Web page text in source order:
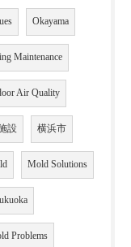
Okayama
Maintenance
Air Quality
設 横浜市
Mold Solutions
Problems